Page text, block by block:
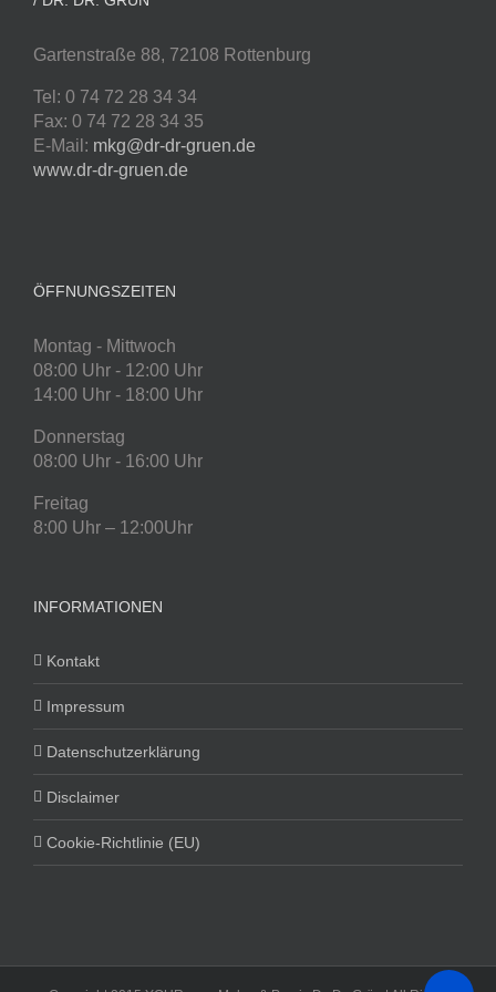
Gartenstraße 88, 72108 Rottenburg
Tel: 0 74 72 28 34 34
Fax: 0 74 72 28 34 35
E-Mail: mkg@dr-dr-gruen.de
www.dr-dr-gruen.de
ÖFFNUNGSZEITEN
Montag - Mittwoch
08:00 Uhr - 12:00 Uhr
14:00 Uhr - 18:00 Uhr
Donnerstag
08:00 Uhr - 16:00 Uhr
Freitag
8:00 Uhr – 12:00Uhr
INFORMATIONEN
Kontakt
Impressum
Datenschutzerklärung
Disclaimer
Cookie-Richtlinie (EU)